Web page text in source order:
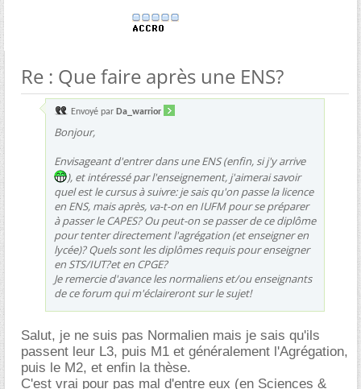
Re : Que faire après une ENS?
Envoyé par Da_warrior
Bonjour,
Envisageant d'entrer dans une ENS (enfin, si j'y arrive
), et intéressé par l'enseignement, j'aimerai savoir
quel est le cursus à suivre: je sais qu'on passe la licence
en ENS, mais après, va-t-on en IUFM pour se préparer
à passer le CAPES? Ou peut-on se passer de ce diplôme
pour tenter directement l'agrégation (et enseigner en
lycée)? Quels sont les diplômes requis pour enseigner
en STS/IUT?et en CPGE?
Je remercie d'avance les normaliens et/ou enseignants
de ce forum qui m'éclaireront sur le sujet!
Salut, je ne suis pas Normalien mais je sais qu'ils
passent leur L3, puis M1 et généralement l'Agrégation,
puis le M2, et enfin la thèse.
C'est vrai pour pas mal d'entre eux (en Sciences &